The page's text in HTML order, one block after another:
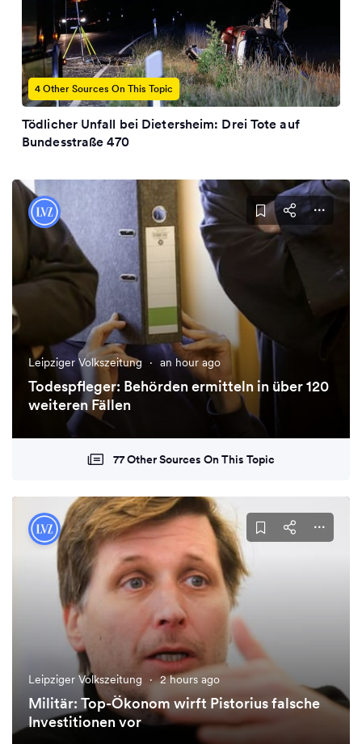
4 Other Sources On This Topic
Tödlicher Unfall bei Dietersheim: Drei Tote auf
Bundesstraße 470
Leipziger Volkszeitung · an hour ago
Todespfleger: Behörden ermitteln in über 120
weiteren Fällen
77 Other Sources On This Topic
Leipziger Volkszeitung · 2 hours ago
Militär: Top-Ökonom wirft Pistorius falsche
Investitionen vor